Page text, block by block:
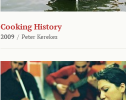
Cooking History
2009 / Peter Kerekes